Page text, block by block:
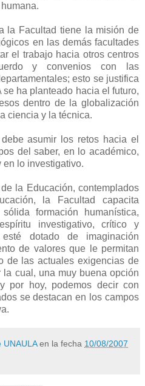
la Facultad tiene la misión de
en las demás facultades
el trabajo hacia otros centros
y convenios con las
esto se justifica
ha planteado hacia el futuro,
dentro de la globalización
ciencia y la técnica.
asumir los retos hacia el
del saber, en lo académico,
en lo investigativo.
la Educación, contemplados
la Facultad capacita
formación humanística,
investigativo, crítico y
dotado de imaginación
de valores que le permitan
de las actuales exigencias de
la cual, una muy buena opción
por hoy, podemos decir con
se destacan en los campos
UNAULA en la fecha 10/08/2007